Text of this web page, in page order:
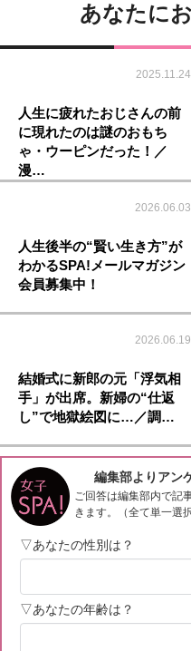
あなたに
2025.11.24
人生に疲れたおじさんの前
に現れたのは謎のおもち
ゃ・ウーピンだった！／
漫…
2026.06.03
人生後半の“賢い生き方”が
わかるSPA!メールマガジン
会員募集中！
2026.06.19
結婚式に新郎の元「浮気相
手」が出席。新婦の“仕返
し”で地獄絵図に…／調…